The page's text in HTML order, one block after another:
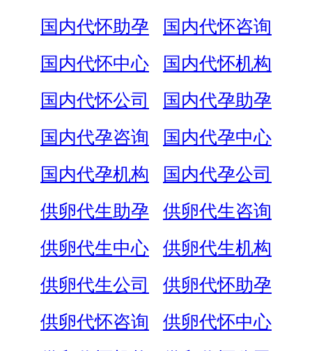
国内代怀助孕
国内代怀咨询
国内代怀中心
国内代怀机构
国内代怀公司
国内代孕助孕
国内代孕咨询
国内代孕中心
国内代孕机构
国内代孕公司
供卵代生助孕
供卵代生咨询
供卵代生中心
供卵代生机构
供卵代生公司
供卵代怀助孕
供卵代怀咨询
供卵代怀中心